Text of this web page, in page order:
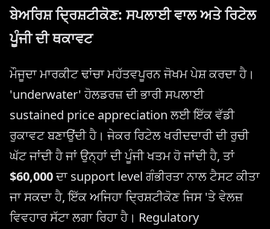
ਬੇਅਰਿਸ਼ ਦ੍ਰਿਸ਼ਟੀਕੋਣ: ਸਪਲਾਈ ਵਾਲ ਅਤੇ ਰਿਟੇਲ
ਪੂੰਜੀ ਦੀ ਥਕਾਵਟ
ਮੌਜੂਦਾ ਮਾਰਕੀਟ ਢਾਂਚਾ ਮਹੱਤਵਪੂਰਨ ਜੋਖਮ ਪੇਸ਼ ਕਰਦਾ ਹੈ।
'underwater' ਹੋਲਡਰਜ਼ ਦੀ ਭਾਰੀ ਸਪਲਾਈ
sustained price appreciation ਲਈ ਇੱਕ ਵੱਡੀ
ਰੁਕਾਵਟ ਬਣਾਉਂਦੀ ਹੈ। ਜੇਕਰ ਰਿਟੇਲ ਖਰੀਦਦਾਰੀ ਦੀ ਰੁਚੀ
ਘੱਟ ਜਾਂਦੀ ਹੈ ਜਾਂ ਉਨ੍ਹਾਂ ਦੀ ਪੂੰਜੀ ਖਤਮ ਹੋ ਜਾਂਦੀ ਹੈ, ਤਾਂ
$60,000ਦਾ support level ਗੰਭੀਰਤਾ ਨਾਲ ਟੈਸਟ ਕੀਤਾ
ਜਾ ਸਕਦਾ ਹੈ, ਇੱਕ ਅਜਿਹਾ ਦ੍ਰਿਸ਼ਟੀਕੋਣ ਜਿਸ 'ਤੇ ਵੇਲਜ਼
ਵਿਵਹਾਰ ਸੱਟਾ ਲਗਾ ਰਿਹਾ ਹੈ। Regulatory